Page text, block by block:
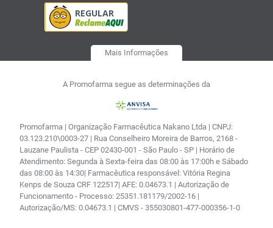
Mais Informações
A Promofarma segue as determinações da
Promofarma | Organização Farmacêutica Nakano Ltda | CNPJ:
03.123.210\0003-27 | Rua Conselheiro Moreira de Barros, 2168 -
Lauzane Paulista - CEP 02430-001 - São Paulo - SP | Horário de
Atendimento: Segunda à Sexta-feira das 08:00 às 17:00h e Sábado
das 08:00 às 14:30| Farmacêutica responsável: Vitória Regina
Kenps de Souza CRF 122517| AFE: 0.04673.1 | Autorização de
Funcionamento - Processo: 25351.181179/2002-16 |
Autorização/MS: 0.04673.1 | CMVS - 355030801-477-000356-1-0